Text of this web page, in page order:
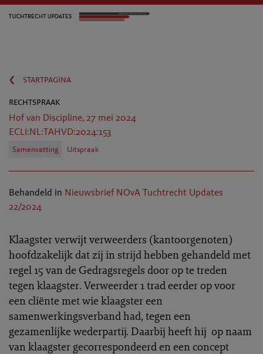
‹
startpagina
rechtspraak
Hof van Discipline, 27 mei 2024
ECLI:NL:TAHVD:2024:153
Samenvatting Uitspraak
Behandeld in Nieuwsbrief NOvA Tuchtrecht Updates
22/2024
Klaagster verwijt verweerders (kantoorgenoten)
hoofdzakelijk dat zij in strijd hebben gehandeld met
regel 15 van de Gedragsregels door op te treden
tegen klaagster. Verweerder 1 trad eerder op voor
een cliënte met wie klaagster een
samenwerkingsverband had, tegen een
gezamenlijke wederpartij. Daarbij heeft hij op naam
van klaagster gecorrespondeerd en een concept